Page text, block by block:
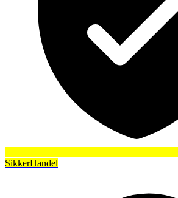
SikkerHandel